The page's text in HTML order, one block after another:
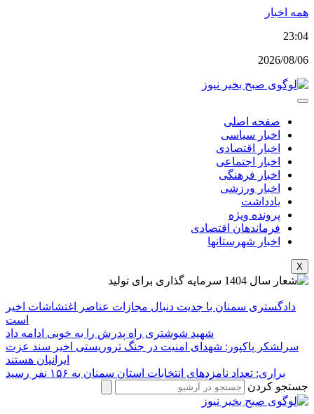
پرش
محتوا
همه اخبار
23:04
2026/08/06
صفحه اصلی
اخبار سیاسی
اخبار اقتصادی
اخبار اجتماعی
اخبار فرهنگی
اخبار ورزشی
یادداشت
پرونده ویژه
فرماندهان اقتصادی
اخبار شهرستانها
X
دادگستری سمنان با جدیت دنبال مجازات عناصر اغتشاشات اخیر
است
شهید شوشتری راه پدرش را به خوبی ادامه داد
سرلشکر پاکپور: شهدای امنیت در جنگ تروریستی اخیر سند عزت
ایرانیان هستند
براری: تعداد نامزدهای انتخابات استان سمنان به ۱۵۶ نفر رسید
جستجو کردن